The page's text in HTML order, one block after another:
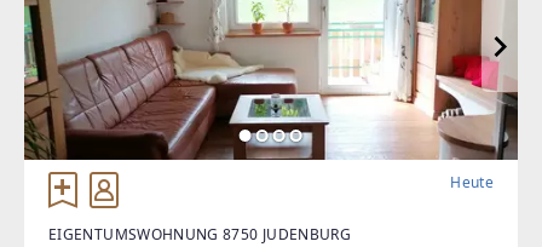
Heute
EIGENTUMSWOHNUNG 8750 JUDENBURG